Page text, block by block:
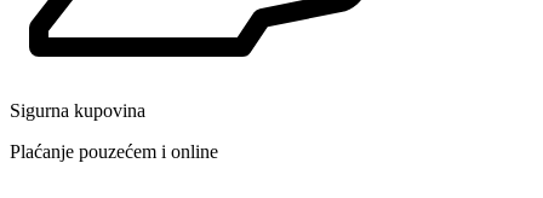
Sigurna kupovina
Plaćanje pouzećem i online